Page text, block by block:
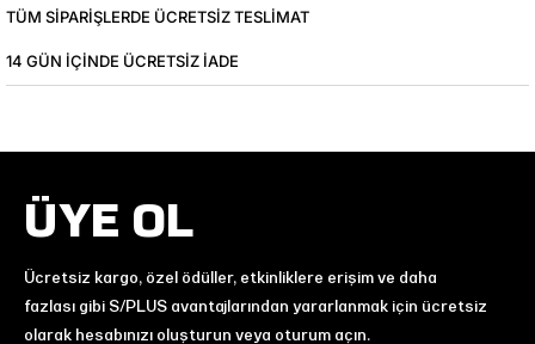
TÜM SIPARIŞLERDE ÜCRETSIZ TESLIMAT
14 GÜN IÇINDE ÜCRETSIZ IADE
ÜYE OL
Ücretsiz kargo, özel ödüller, etkinliklere erişim ve daha
fazlası gibi S/PLUS avantajlarından yararlanmak için ücretsiz
olarak hesabınızı oluşturun veya oturum açın.